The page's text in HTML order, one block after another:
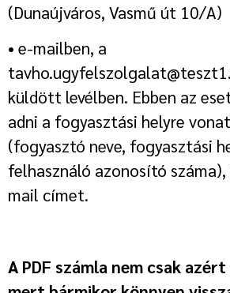
(Dunaújváros, Vasmű út 10/A)
• e-mailben, a
küldött levélben. Ebben az
adni a fogyasztási helyre
(fogyasztó neve, fogyasztási
felhasználó azonosító
mail címet.
A PDF számla nem csak